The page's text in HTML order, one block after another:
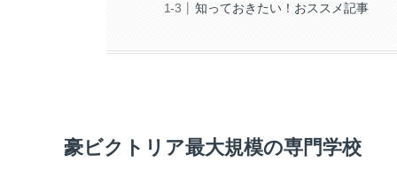
知っておきたい！おススメ記事
豪ビクトリア最大規模の専門学校